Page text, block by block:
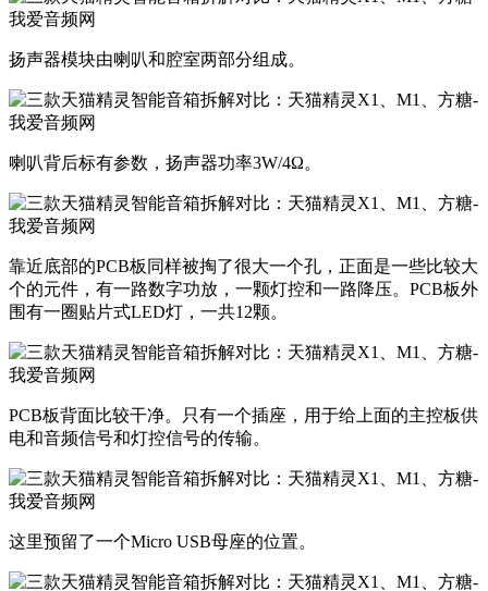
​扬声器模块由喇叭和腔室两部分组成。
​喇叭背后标有参数，扬声器功率3W/4Ω。
​靠近底部的PCB板同样被掏了很大一个孔，正面是一些比较大
个的元件，有一路数字功放，一颗灯控和一路降压。PCB板外
围有一圈贴片式LED灯，一共12颗。
​PCB板背面比较干净。只有一个插座，用于给上面的主控板供
电和音频信号和灯控信号的传输。
​这里预留了一个Micro USB母座的位置。